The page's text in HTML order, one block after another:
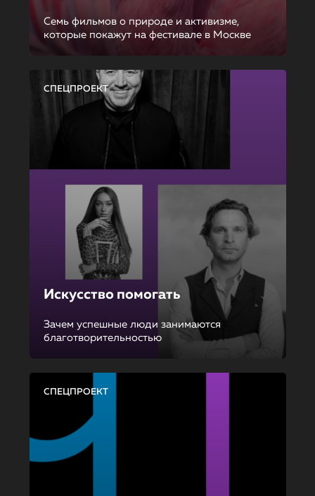
Семь фильмов о природе и активизме,
которые покажут на фестивале в Москве
СПЕЦПРОЕКТ
Искусство помогать
Зачем успешные люди занимаются
благотворительностью
СПЕЦПРОЕКТ